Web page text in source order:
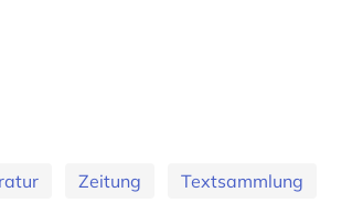
Zeitung Textsammlung